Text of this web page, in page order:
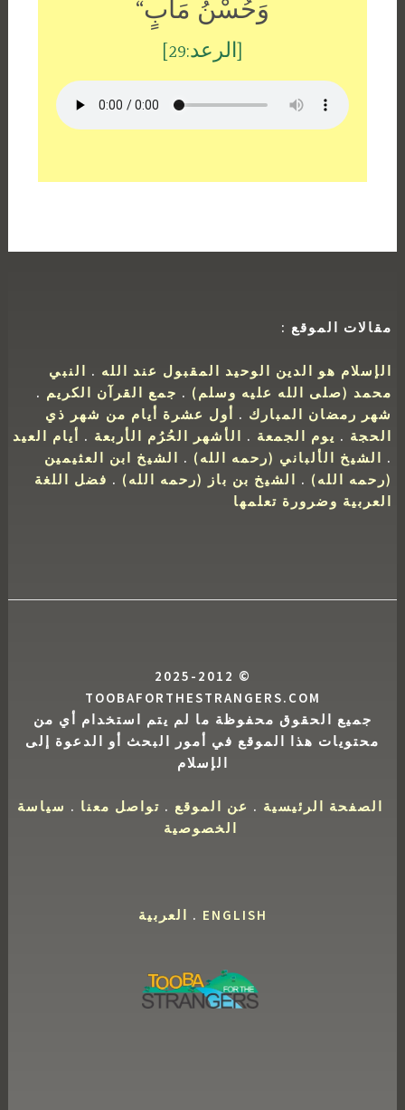
وَحُسْنُ مَآبٍ“
[الرعد:29]
مقالات الموقع :
الإسلام هو الدين الوحيد المقبول عند الله . النبي
محمد (صلى الله عليه وسلم) . جمع القرآن الكريم .
شهر رمضان المبارك . أول عشرة أيام من شهر ذي
الحجة . يوم الجمعة . الأشهر الحُرُم الأربعة . أيام العيد
. الشيخ الألباني (رحمه الله) . الشيخ ابن العثيمين
(رحمه الله) . الشيخ بن باز (رحمه الله) . فضل اللغة
العربية وضرورة تعلمها
© 2025-2012
TOOBAFORTHESTRANGERS.COM
جميع الحقوق محفوظة ما لم يتم استخدام أي من
محتويات هذا الموقع في أمور البحث أو الدعوة إلى
الإسلام
الصفحة الرئيسية . عن الموقع . تواصل معنا . سياسة
الخصوصية
ENGLISH
. العربية